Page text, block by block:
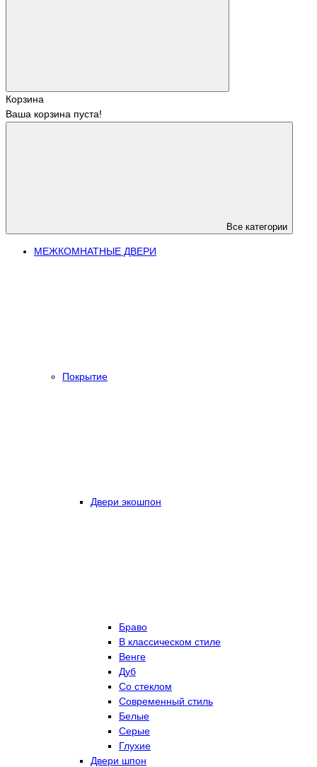
Корзина
Ваша корзина пуста!
Все категории
МЕЖКОМНАТНЫЕ ДВЕРИ
Покрытие
Двери экошпон
Браво
В классическом стиле
Венге
Дуб
Со стеклом
Современный стиль
Белые
Серые
Глухие
Двери шпон